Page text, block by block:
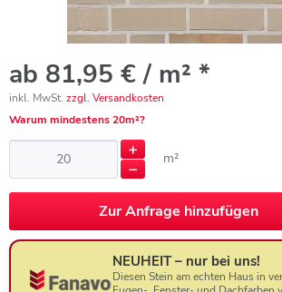
ab 81,95 € / m² *
inkl. MwSt. zzgl. Versandkosten
Warum mindestens 20m²?
m²
ZurAnfrage hinzufügen
NEUHEIT – nur bei uns!
Diesen Stein am echten Haus in